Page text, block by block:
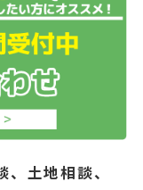
土地相談、